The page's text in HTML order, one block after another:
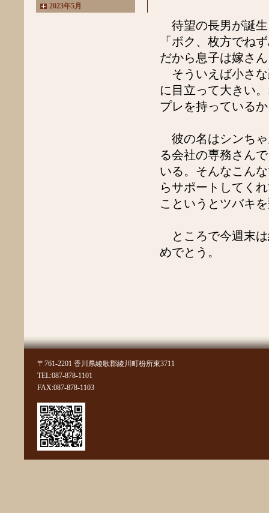
2023年5月
2020年4月
2020年3月
2020年2月
2019年11月
2019年10月
2019年9月
2019年8月
2019年7月
2019年6月
待望の長男が誕
「ボク、枚方でね
だから息子は嫁さ
そういえば小さな
に目立って大きい
プレを持っている
彼の名はシンちゃ
る会社の専務さん
いる。そんなこん
らサポートしてく
こというとツバキ
ところで今週末は
めでとう。
〒761-2201 香川県綾歌郡綾川町枌所東3711
TEL:087-878-1101
FAX:087-878-1103